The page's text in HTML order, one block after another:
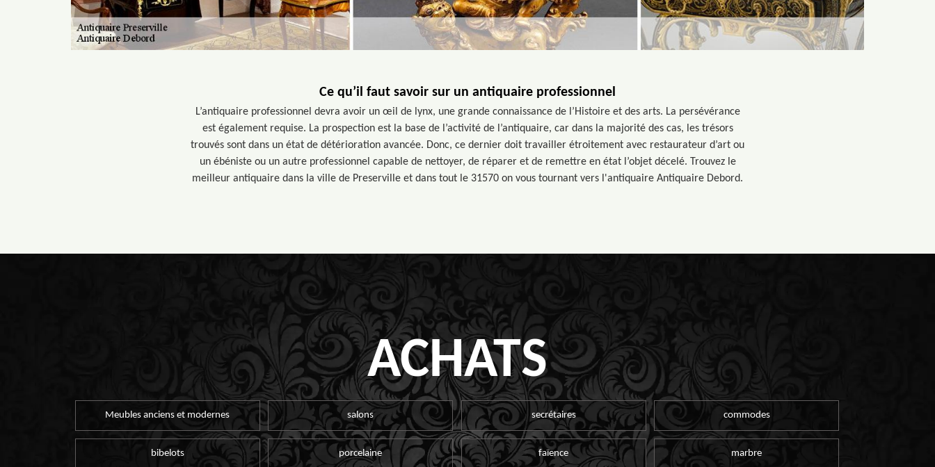
Ce qu’il faut savoir sur un antiquaire professionnel
L’antiquaire professionnel devra avoir un œil de lynx, une grande connaissance de l’Histoire et des arts. La persévérance
est également requise. La prospection est la base de l’activité de l’antiquaire, car dans la majorité des cas, les trésors
trouvés sont dans un état de détérioration avancée. Donc, ce dernier doit travailler étroitement avec restaurateur d’art ou
un ébéniste ou un autre professionnel capable de nettoyer, de réparer et de remettre en état l’objet décelé. Trouvez le
meilleur antiquaire dans la ville de Preserville et dans tout le 31570 on vous tournant vers l'antiquaire Antiquaire Debord.
ACHATS
Meubles anciens et modernes salons secrétaires commodes
bibelots porcelaine faïence marbre